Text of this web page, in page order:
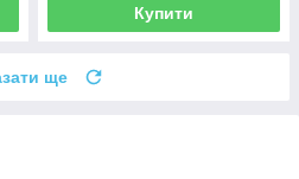
Купити
ще